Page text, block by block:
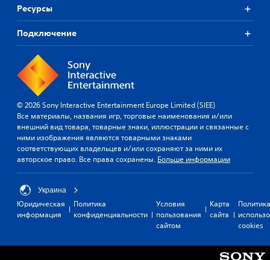
Ресурсы
Подключение
© 2026 Sony Interactive Entertainment Europe Limited (SIEE)
Все материалы, названия игр, торговые наименования и/или
внешний вид товара, товарные знаки, иллюстрации и связанные с
ними изображения являются товарными знаками
соответствующих владельцев и/или сохраняют за ними их
авторское право. Все права сохранены. Больше информации
Украина
Юридическая
информация
Политика
конфиденциальности
Условия
пользования
сайтом
Карта
сайта
Политика
cookies